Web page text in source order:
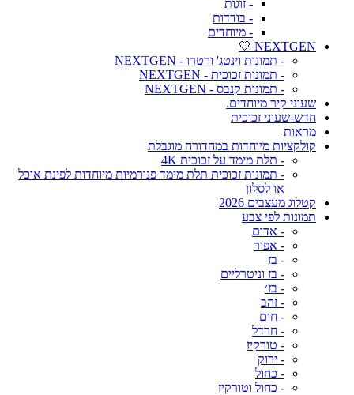
- זוגות
- בודדות
- מיוחדים
NEXTGEN 🤍
- תמונות וינטג' ורטרו - NEXTGEN
- תמונות זכוכית - NEXTGEN
- תמונות קנבס - NEXTGEN
שעוני קיר מיוחדים.
חדש-שעוני זכוכית
מראות
קולקציות מיוחדות במהדורה מוגבלת
- תלת מימד על זכוכית 4K
- תמונות זכוכית תלת מימד פנורמיות מיוחדות לפינת אוכל
או לסלון
קטלוג מעצבים 2026
תמונות לפי צבע
- אדום
- אפור
- בז
- בז וניטרליים
- בז׳
- זהב
- חום
- חרדל
- טורקיז
- ירוק
- כחול
- כחול וטורקיז